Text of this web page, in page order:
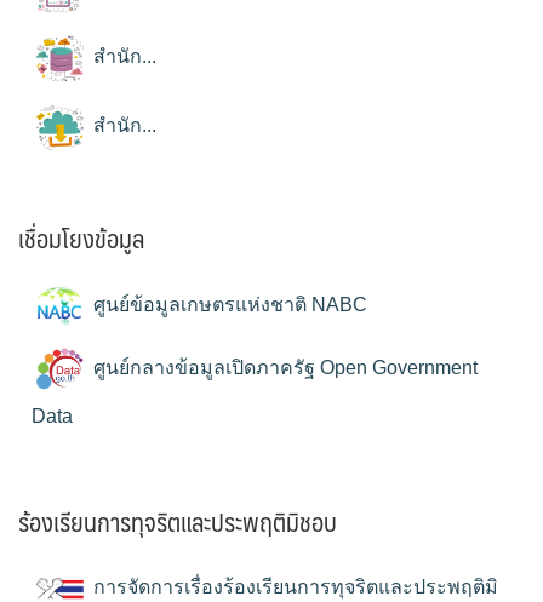
สำนัก...
สำนัก...
เชื่อมโยงข้อมูล
ศูนย์ข้อมูลเกษตรแห่งชาติ NABC
ศูนย์กลางข้อมูลเปิดภาครัฐ Open Government
Data
ร้องเรียนการทุจริตและประพฤติมิชอบ
การจัดการเรื่องร้องเรียนการทุจริตและประพฤติมิ